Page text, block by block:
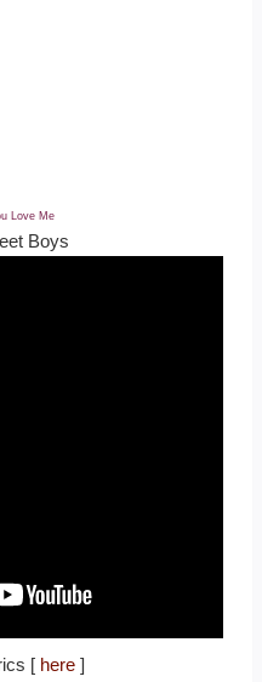
Love Me
Boys
[ here]